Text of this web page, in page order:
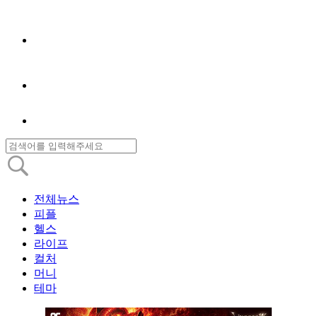
전체뉴스
피플
헬스
라이프
컬처
머니
테마